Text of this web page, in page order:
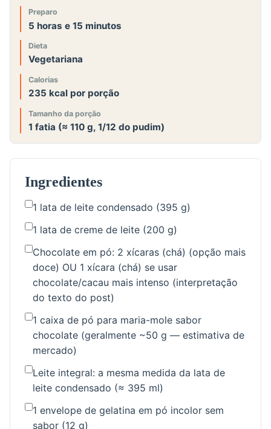
Preparo
5 horas e 15 minutos
Dieta
Vegetariana
Calorias
235 kcal por porção
Tamanho da porção
1 fatia (≈ 110 g, 1/12 do pudim)
Ingredientes
1 lata de leite condensado (395 g)
1 lata de creme de leite (200 g)
Chocolate em pó: 2 xícaras (chá) (opção mais
doce) OU 1 xícara (chá) se usar
chocolate/cacau mais intenso (interpretação
do texto do post)
1 caixa de pó para maria-mole sabor
chocolate (geralmente ~50 g — estimativa de
mercado)
Leite integral: a mesma medida da lata de
leite condensado (≈ 395 ml)
1 envelope de gelatina em pó incolor sem
sabor (12 g)